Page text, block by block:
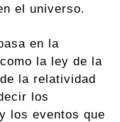
el universo.
en la
la ley de la
la relatividad
los
los eventos que